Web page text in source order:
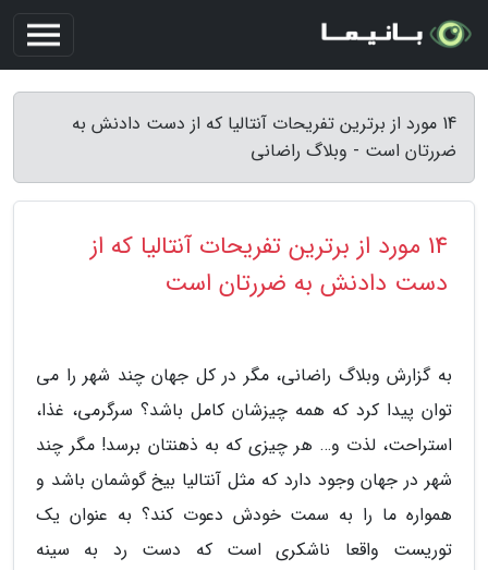
14 مورد از برترین تفریحات آنتالیا که از دست دادنش به
ضررتان است - وبلاگ راضانی
14 مورد از برترین تفریحات آنتالیا که از
دست دادنش به ضررتان است
به گزارش وبلاگ راضانی، مگر در کل جهان چند شهر را می
توان پیدا کرد که همه چیزشان کامل باشد؟ سرگرمی، غذا،
استراحت، لذت و… هر چیزی که به ذهنتان برسد! مگر چند
شهر در جهان وجود دارد که مثل آنتالیا بیخ گوشمان باشد و
همواره ما را به سمت خودش دعوت کند؟ به عنوان یک
توریست واقعا ناشکری است که دست رد به سینه